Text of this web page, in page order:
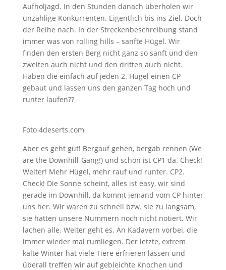
Aufholjagd. In den Stunden danach überholen wir
unzählige Konkurrenten. Eigentlich bis ins Ziel. Doch
der Reihe nach. In der Streckenbeschreibung stand
immer was von rolling hills – sanfte Hügel. Wir
finden den ersten Berg nicht ganz so sanft und den
zweiten auch nicht und den dritten auch nicht.
Haben die einfach auf jeden 2. Hügel einen CP
gebaut und lassen uns den ganzen Tag hoch und
runter laufen??
Foto 4deserts.com
Aber es geht gut! Bergauf gehen, bergab rennen (We
are the Downhill-Gang!) und schon ist CP1 da. Check!
Weiter! Mehr Hügel, mehr rauf und runter. CP2.
Check! Die Sonne scheint, alles ist easy, wir sind
gerade im Downhill, da kommt jemand vom CP hinter
uns her. Wir waren zu schnell bzw. sie zu langsam,
sie hatten unsere Nummern noch nicht notiert. Wir
lachen alle. Weiter geht es. An Kadavern vorbei, die
immer wieder mal rumliegen. Der letzte, extrem
kalte Winter hat viele Tiere erfrieren lassen und
überall treffen wir auf gebleichte Knochen und